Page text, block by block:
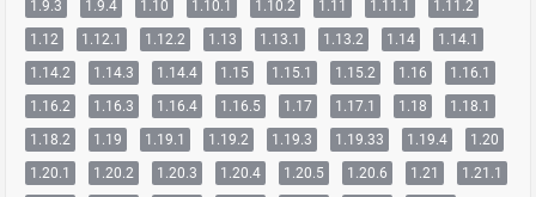
1.9.3
1.9.4 1.10 1.10.1 1.10.2 1.11 1.11.1
1.11.2
1.12
1.12.1 1.12.2 1.13 1.13.1 1.13.2 1.14
1.14.1
1.14.2
1.14.3 1.14.4 1.15 1.15.1 1.15.2 1.16
1.16.1
1.16.2
1.16.3 1.16.4 1.16.5 1.17 1.17.1 1.18
1.18.1
1.18.2
1.19 1.19.1 1.19.2 1.19.3 1.19.33 1.19.4
1.20
1.20.1
1.20.2 1.20.3 1.20.4 1.20.5 1.20.6 1.21
1.21.1